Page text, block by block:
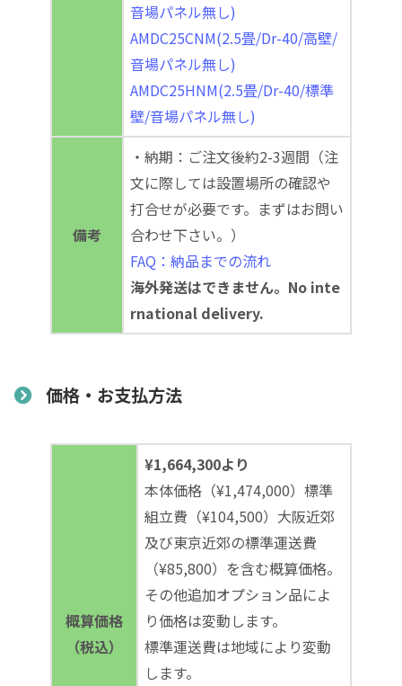
音場パネル無し)
AMDC25CNM(2.5畳/Dr-40/高壁/
音場パネル無し)
AMDC25HNM(2.5畳/Dr-40/標準
壁/音場パネル無し)
備考
・納期：ご注文後約2-3週間（注
文に際しては設置場所の確認や
打合せが必要です。まずはお問い
合わせ下さい。）
FAQ：納品までの流れ
海外発送はできません。No inte
rnational delivery.
価格・お支払方法
概算価格
（税込）
¥1,664,300より
本体価格（¥1,474,000）標準
組立費（¥104,500）大阪近郊
及び東京近郊の標準運送費
（¥85,800）を含む概算価格。
その他追加オプション品によ
り価格は変動します。
標準運送費は地域により変動
します。